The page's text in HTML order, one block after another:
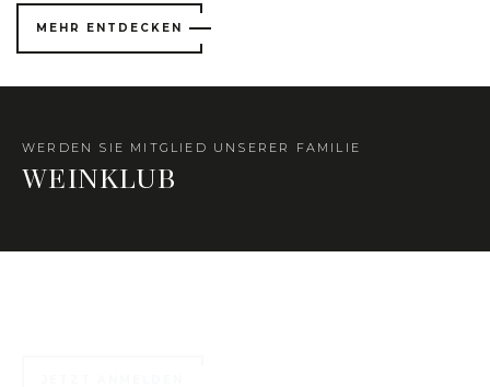
MEHR ENTDECKEN
WERDEN SIE MITGLIED UNSERER FAMILIE
WEINKLUB